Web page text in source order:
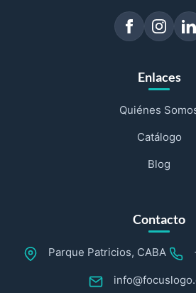
Enlaces
Quiénes
Catálogo
Blog
Contacto
Parque Patricios, CABA